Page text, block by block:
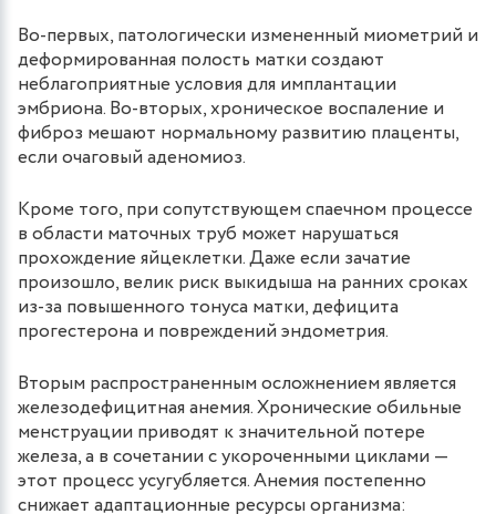
Во-первых, патологически измененный миометрий и
деформированная полость матки создают
неблагоприятные условия для имплантации
эмбриона. Во-вторых, хроническое воспаление и
фиброз мешают нормальному развитию плаценты,
если очаговый аденомиоз.
Кроме того, при сопутствующем спаечном процессе
в области маточных труб может нарушаться
прохождение яйцеклетки. Даже если зачатие
произошло, велик риск выкидыша на ранних сроках
из-за повышенного тонуса матки, дефицита
прогестерона и повреждений эндометрия.
Вторым распространенным осложнением является
железодефицитная анемия. Хронические обильные
менструации приводят к значительной потере
железа, а в сочетании с укороченными циклами —
этот процесс усугубляется. Анемия постепенно
снижает адаптационные ресурсы организма: